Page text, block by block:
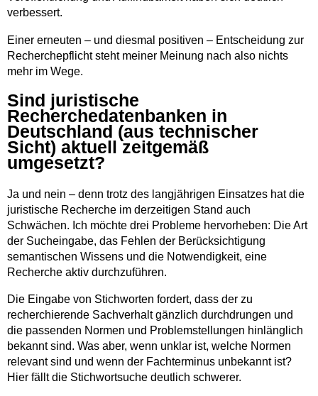
verbessert.
Einer erneuten – und diesmal positiven – ­Entscheidung zur
Recherchepflicht steht meiner Meinung nach also nichts
mehr im Wege.
Sind juristische
Recherchedatenbanken in
Deutschland (aus technischer
Sicht) aktuell zeitgemäß
umgesetzt?
Ja und nein – denn trotz des langjährigen Einsatzes hat die
juristische Recherche im derzeitigen Stand auch
Schwächen. Ich möchte drei Probleme hervorheben: Die Art
der Sucheingabe, das Fehlen der Berücksichtigung
semantischen Wissens und die Notwendigkeit, eine
Recherche aktiv durchzuführen.
Die Eingabe von Stichworten fordert, dass der zu
recherchierende Sachverhalt gänzlich durchdrungen und
die passenden Normen und Problemstellungen hinlänglich
bekannt sind. Was aber, wenn unklar ist, welche Normen
relevant sind und wenn der Fachterminus unbekannt ist?
Hier fällt die Stichwortsuche deutlich schwerer.